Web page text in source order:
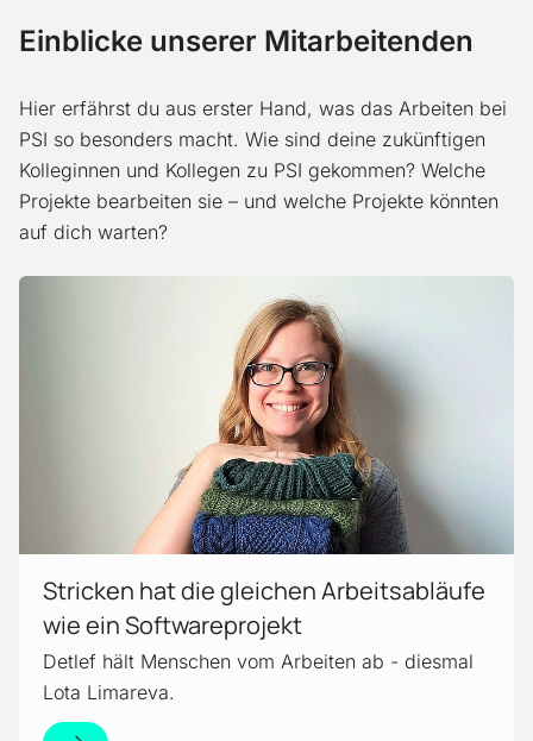
Einblicke unserer Mitarbeitenden
Hier erfährst du aus erster Hand, was das Arbeiten bei
PSI so besonders macht. Wie sind deine zukünftigen
Kolleginnen und Kollegen zu PSI gekommen? Welche
Projekte bearbeiten sie – und welche Projekte könnten
auf dich warten?
Stricken hat die gleichen Arbeitsabläufe
wie ein Softwareprojekt
Detlef hält Menschen vom Arbeiten ab - diesmal
Lota Limareva.